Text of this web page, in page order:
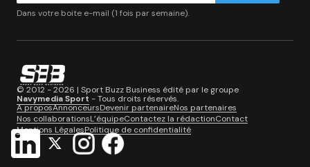
Dans votre boite e-mail (1 fois par semaine).
© 2012 - 2026 | Sport Buzz Business édité par le groupe
Navymedia Sport - Tous droits réservés.
A proposAnnonceursDevenir partenaireNos partenaires
Nos collaborationsL’équipeContactez la rédactionContact
Mentions LégalesPolitique de confidentialité